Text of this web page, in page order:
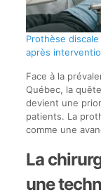
Prothèse
après
Face à la
Québec, la
devient une
patients. La
comme une
La
une